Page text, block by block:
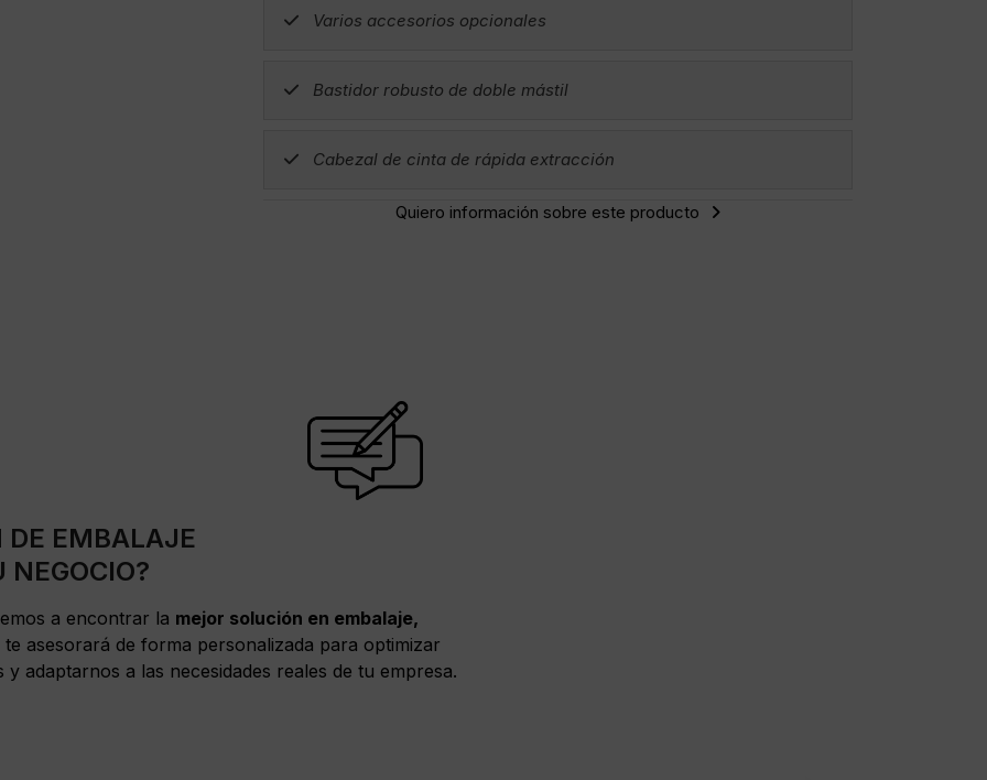
Varios accesorios opcionales
Bastidor robusto de doble mástil
Cabezal de cinta de rápida extracción
Quiero información sobre este producto
DE EMBALAJE
NEGOCIO?
a encontrar la mejor solución en embalaje,
asesorará de forma personalizada para optimizar
adaptarnos a las necesidades reales de tu empresa.